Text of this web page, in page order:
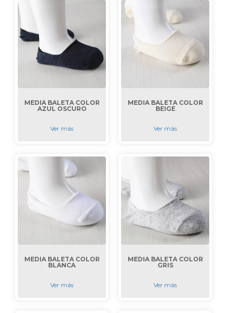
MEDIA BALETA COLOR
AZUL OSCURO
Ver más
MEDIA BALETA COLOR
BEIGE
Ver más
MEDIA BALETA COLOR
BLANCA
Ver más
MEDIA BALETA COLOR
GRIS
Ver más